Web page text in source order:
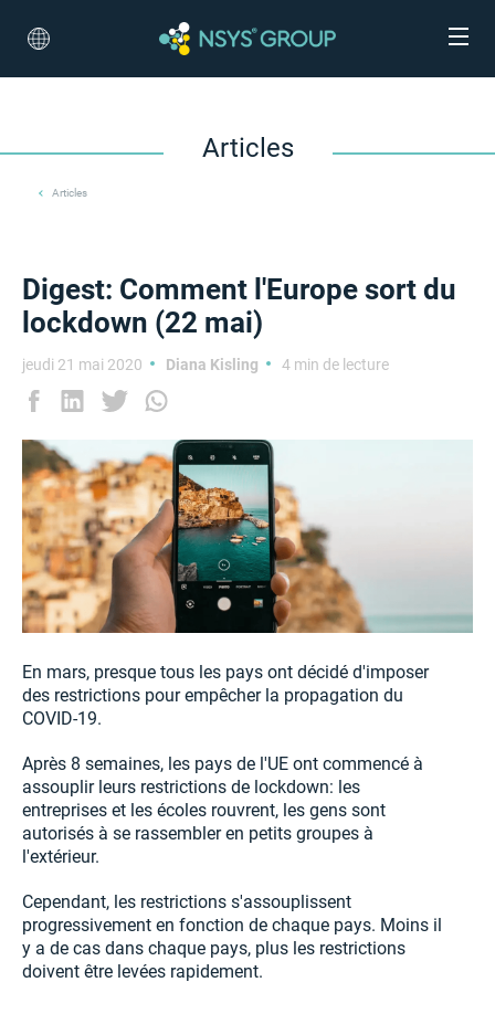
Articles
Articles
Digest: Comment l'Europe sort du
lockdown (22 mai)
jeudi 21 mai 2020 Diana Kisling 4 min de lecture
En mars, presque tous les pays ont décidé d'imposer
des restrictions pour empêcher la propagation du
COVID-19.
Après 8 semaines, les pays de l'UE ont commencé à
assouplir leurs restrictions de lockdown: les
entreprises et les écoles rouvrent, les gens sont
autorisés à se rassembler en petits groupes à
l'extérieur.
Cependant, les restrictions s'assouplissent
progressivement en fonction de chaque pays. Moins il
y a de cas dans chaque pays, plus les restrictions
doivent être levées rapidement.